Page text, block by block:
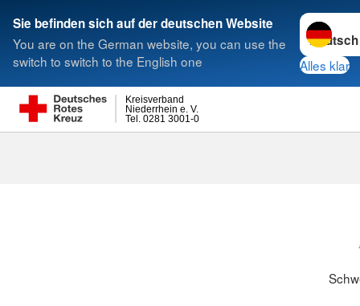
Sie befinden sich auf der deutschen Website
You are on the German website, you can use the
switch to switch to the English one
Sprache
Alles klar
Tel. 0281 3001-0
Niederrhein e. V.
Kreisverband
Suche